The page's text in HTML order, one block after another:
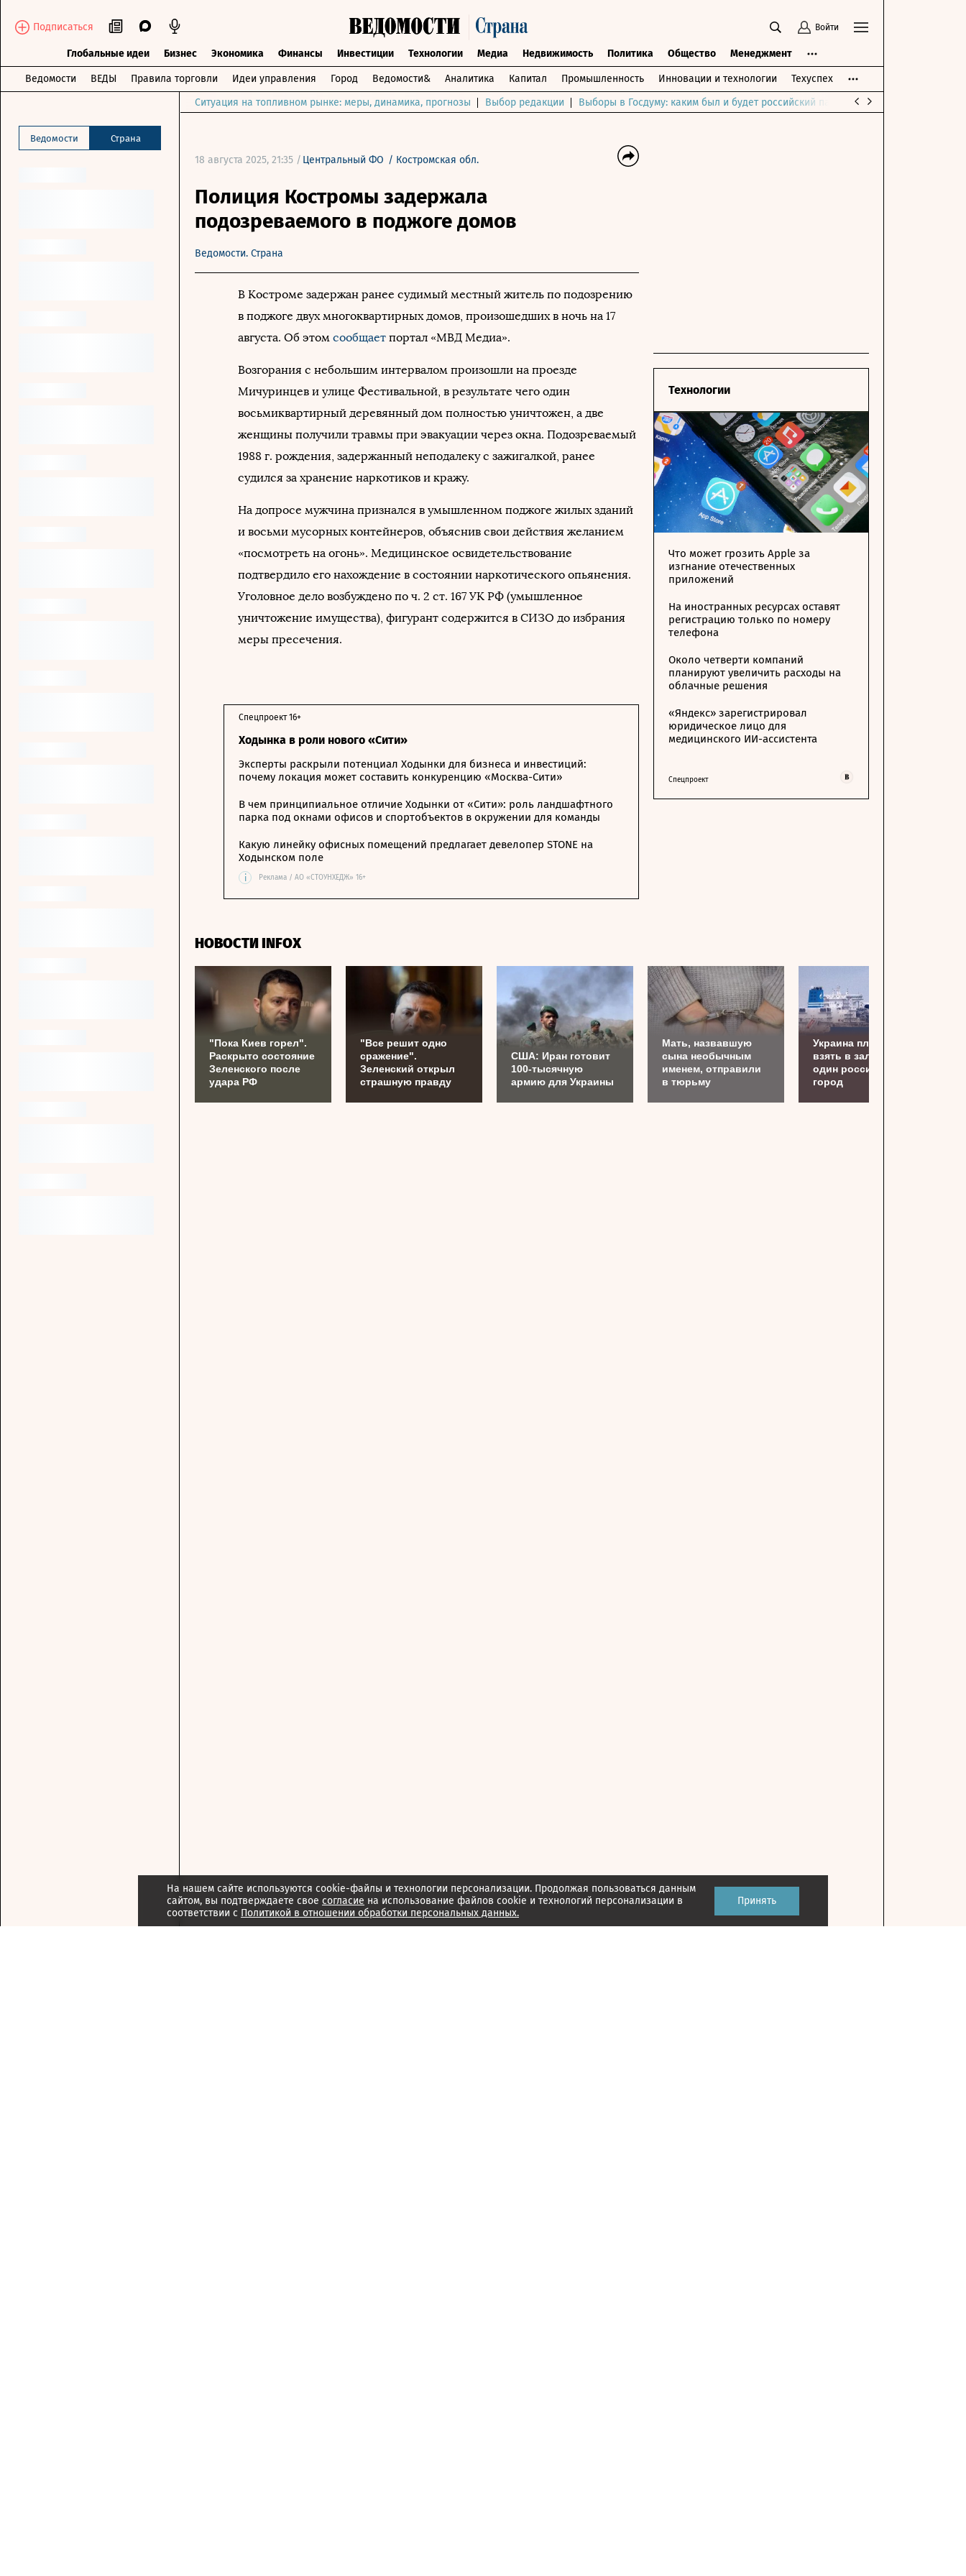
На нашем сайте используются cookie-файлы и технологии персонализации. Продолжая пользоваться данным
сайтом, вы подтверждаете свое согласие на использование файлов cookie и технологий персонализации в
соответствии с Политикой в отношении обработки персональных данных.
Принять
Подписаться Войти
Глобальные идеи Бизнес Экономика Финансы Инвестиции Технологии Медиа Недвижимость Политика Общество Менеджмент
Ведомости ВЕДЫ Правила торговли Идеи управления Город Ведомости& Аналитика Капитал Промышленность Инновации и технологии Техуспех
Ведомости Страна
Ситуация на топливном рынке: меры, динамика, прогнозы Выбор редакции Выборы в Госдуму: каким был и будет российский парламент
18 августа 2025, 21:35 / Центральный ФО / Костромская обл.
Полиция Костромы задержала
подозреваемого в поджоге домов
Ведомости. Страна
В Костроме задержан ранее судимый местный житель по подозрению
в поджоге двух многоквартирных домов, произошедших в ночь на 17
августа. Об этом сообщает портал «МВД Медиа».
Возгорания с небольшим интервалом произошли на проезде
Мичуринцев и улице Фестивальной, в результате чего один
восьмиквартирный деревянный дом полностью уничтожен, а две
женщины получили травмы при эвакуации через окна. Подозреваемый
1988 г. рождения, задержанный неподалеку с зажигалкой, ранее
судился за хранение наркотиков и кражу.
На допросе мужчина признался в умышленном поджоге жилых зданий
и восьми мусорных контейнеров, объяснив свои действия желанием
«посмотреть на огонь». Медицинское освидетельствование
подтвердило его нахождение в состоянии наркотического опьянения.
Уголовное дело возбуждено по ч. 2 ст. 167 УК РФ (умышленное
уничтожение имущества), фигурант содержится в СИЗО до избрания
меры пресечения.
Ходынка в роли нового «Сити»
Спецпроект 16+
Эксперты раскрыли потенциал Ходынки для бизнеса и инвестиций:
почему локация может составить конкуренцию «Москва-Сити»
В чем принципиальное отличие Ходынки от «Сити»: роль ландшафтного
парка под окнами офисов и спортобъектов в окружении для команды
Какую линейку офисных помещений предлагает девелопер STONE на
Ходынском поле
i Реклама / АО «СТОУНХЕДЖ» 16+
Технологии
Что может грозить Apple за
изгнание отечественных
приложений
На иностранных ресурсах оставят
регистрацию только по номеру
телефона
Около четверти компаний
планируют увеличить расходы на
облачные решения
«Яндекс» зарегистрировал
юридическое лицо для
медицинского ИИ-ассистента
Спецпроект
НОВОСТИ INFOX
"Пока Киев горел".
Раскрыто состояние
Зеленского после
удара РФ
"Все решит одно
сражение".
Зеленский открыл
страшную правду
США: Иран готовит
100-тысячную
армию для Украины
Мать, назвавшую
сына необычным
именем, отправили
в тюрьму
Украина планирует
взять в заложники
один российский
город